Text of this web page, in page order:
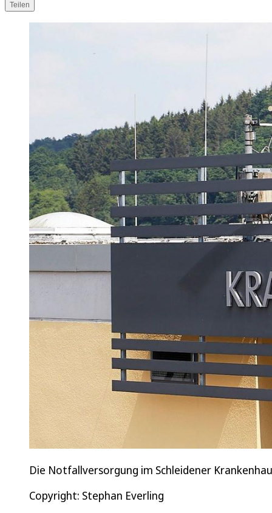
Teilen
Die Notfallversorgung im Schleidener
Copyright: Stephan Everling